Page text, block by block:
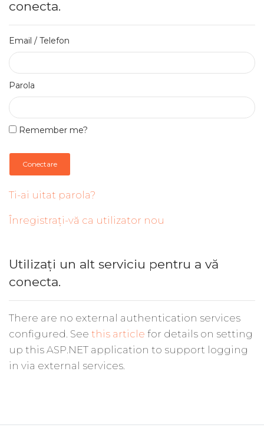
conecta.
Email / Telefon
Parola
Remember me?
Conectare
Ti-ai uitat parola?
Înregistrați-vă ca utilizator nou
Utilizați un alt serviciu pentru a vă
conecta.
There are no external authentication services
configured. See this article for details on setting
up this ASP.NET application to support logging
in via external services.